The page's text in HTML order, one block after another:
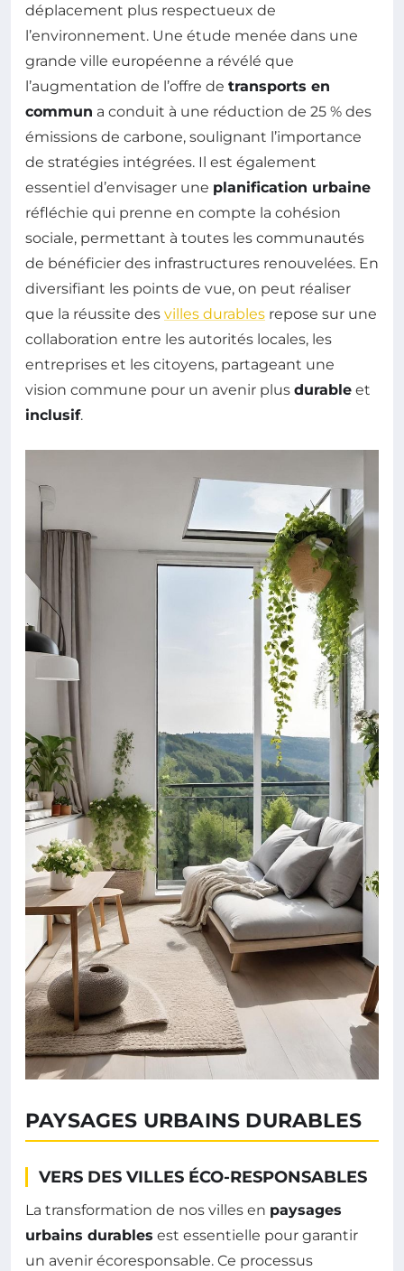
déplacement plus respectueux de
l’environnement. Une étude menée dans une
grande ville européenne a révélé que
l’augmentation de l’offre de transports en
commun a conduit à une réduction de 25 % des
émissions de carbone, soulignant l’importance
de stratégies intégrées. Il est également
essentiel d’envisager une planification urbaine
réfléchie qui prenne en compte la cohésion
sociale, permettant à toutes les communautés
de bénéficier des infrastructures renouvelées. En
diversifiant les points de vue, on peut réaliser
que la réussite des villes durables repose sur une
collaboration entre les autorités locales, les
entreprises et les citoyens, partageant une
vision commune pour un avenir plus durable et
inclusif.
PAYSAGES URBAINS DURABLES
VERS DES VILLES ÉCO-RESPONSABLES
La transformation de nos villes en paysages
urbains durables est essentielle pour garantir
un avenir écoresponsable. Ce processus